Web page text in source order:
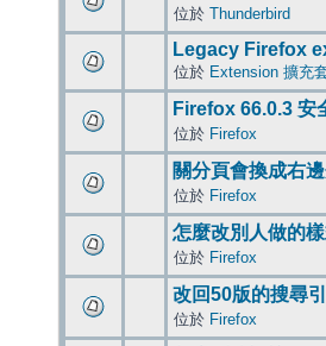
位於 Thunderbird
Legacy Firefox
位於 Extension 擴充
Firefox 66.0.3 安
位於 Firefox
關分頁會換成右
位於 Firefox
怎麼改別人做的
位於 Firefox
改回50版的搜尋
位於 Firefox